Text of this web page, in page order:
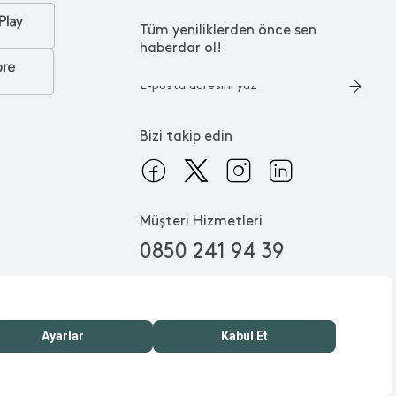
Tüm yeniliklerden önce sen
haberdar ol!
Bizi takip edin
Müşteri Hizmetleri
0850 241 94 39